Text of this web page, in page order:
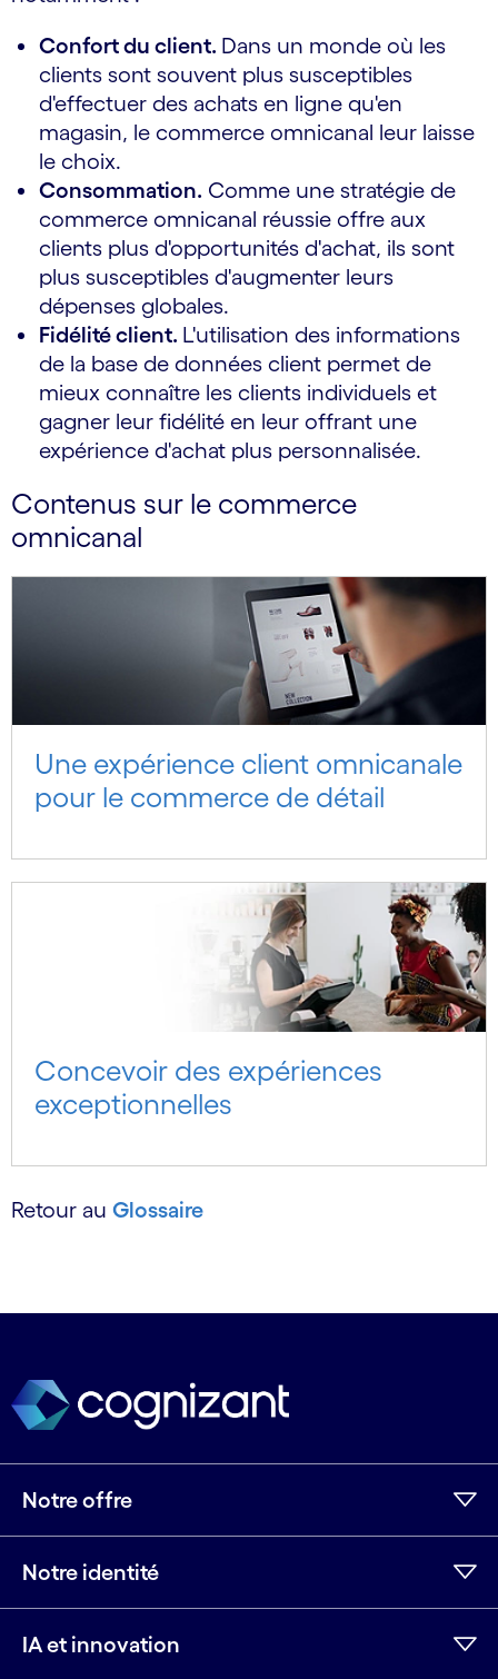
Confort du client. Dans un monde où les
clients sont souvent plus susceptibles
d'effectuer des achats en ligne qu'en
magasin, le commerce omnicanal leur laisse
le choix.
Consommation. Comme une stratégie de
commerce omnicanal réussie offre aux
clients plus d'opportunités d'achat, ils sont
plus susceptibles d'augmenter leurs
dépenses globales.
Fidélité client. L'utilisation des informations
de la base de données client permet de
mieux connaître les clients individuels et
gagner leur fidélité en leur offrant une
expérience d'achat plus personnalisée.
Contenus sur le commerce
omnicanal
Une expérience client omnicanale
pour le commerce de détail
Concevoir des expériences
exceptionnelles
Retour au Glossaire
Notre offre
Notre identité
IA et innovation